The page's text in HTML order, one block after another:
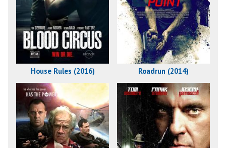
House Rules (2016) Roadrun (2014)